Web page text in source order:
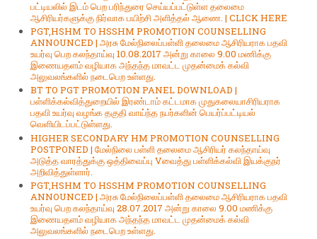
பட்டியலில் இடம் பெற பரிந்துரை செய்யப்பட்டுள்ள தலைமை
ஆசிரியர்களுக்கு நிர்வாக பயிற்சி அளித்தல் ஆணை. | CLICK HERE
PGT,HSHM TO HSSHM PROMOTION COUNSELLING
ANNOUNCED | அரசு மேல்நிலைப்பள்ளி தலைமை ஆசிரியராக பதவி
உயர்வு பெற கலந்தாய்வு 10.08.2017 அன்று காலை 9.00 மணிக்கு
இணையதளம் வழியாக அந்தந்த மாவட்ட முதன்மைக் கல்வி
அலுவலங்களில் நடைபெற உள்ளது.
BT TO PGT PROMOTION PANEL DOWNLOAD |
பள்ளிக்கல்வித்துறையில் இரண்டாம் கட்டமாக முதுகலையாசிரியராக
பதவி உயர்வு வழங்க தகுதி வாய்ந்த நபர்களின் பெயர்ப்பட்டியல்
வெளியிடப்பட்டுள்ளது.
HIGHER SECONDARY HM PROMOTION COUNSELLING
POSTPONED | மேல்நிலை பள்ளி தலைமை ஆசிரியர் கலந்தாய்வு
அடுத்த வாரத்துக்கு ஒத்திவைப்பு Vவைத்து பள்ளிக்கல்வி இயக்குநர்
அறிவித்துள்ளார்.
PGT,HSHM TO HSSHM PROMOTION COUNSELLING
ANNOUNCED | அரசு மேல்நிலைப்பள்ளி தலைமை ஆசிரியராக பதவி
உயர்வு பெற கலந்தாய்வு 28.07.2017 அன்று காலை 9.00 மணிக்கு
இணையதளம் வழியாக அந்தந்த மாவட்ட முதன்மைக் கல்வி
அலுவலங்களில் நடைபெற உள்ளது.